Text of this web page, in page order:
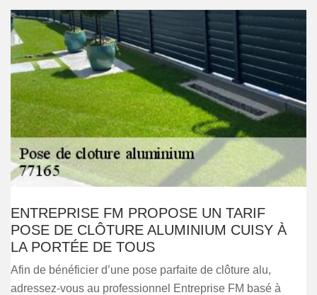
ENTREPRISE FM PROPOSE UN TARIF
POSE DE CLÔTURE ALUMINIUM CUISY À
LA PORTÉE DE TOUS
Afin de bénéficier d’une pose parfaite de clôture alu,
adressez-vous au professionnel Entreprise FM basé à